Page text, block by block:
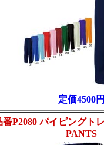
定価4500円
番P2080 パイピングト
PANTS